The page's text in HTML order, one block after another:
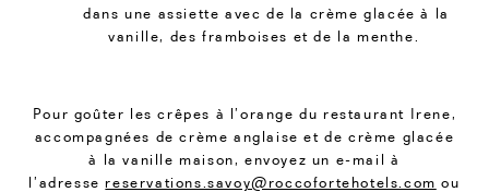
dans une assiette avec de la crème glacée à la
vanille, des framboises et de la menthe.
Pour goûter les crêpes à l’orange du restaurant Irene,
accompagnées de crème anglaise et de crème glacée
à la vanille maison, envoyez un e-mail à
l’adressereservations.savoy@roccofortehotels.com ou